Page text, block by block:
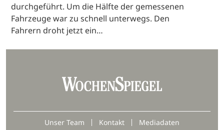
durchgeführt. Um die Hälfte der gemessenen
Fahrzeuge war zu schnell unterwegs. Den
Fahrern droht jetzt ein…
Unser Team Kontakt Mediadaten